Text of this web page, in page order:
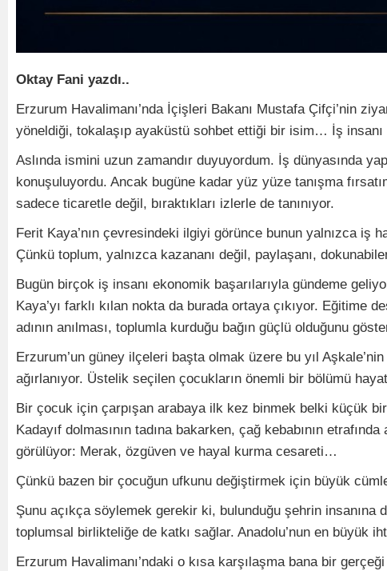
Oktay Fani yazdı..
Erzurum Havalimanı’nda İçişleri Bakanı Mustafa Çifçi’nin
yöneldiği, tokalaşıp ayaküstü sohbet ettiği bir isim… İş insanı
Aslında ismini uzun zamandır duyuyordum. İş dünyasında
konuşuluyordu. Ancak bugüne kadar yüz yüze tanışma
sadece ticaretle değil, bıraktıkları izlerle de tanınıyor.
Ferit Kaya’nın çevresindeki ilgiyi görünce bunun yalnızca iş
Çünkü toplum, yalnızca kazananı değil, paylaşanı,
Bugün birçok iş insanı ekonomik başarılarıyla gündeme
Kaya’yı farklı kılan nokta da burada ortaya çıkıyor.
adının anılması, toplumla kurduğu bağın güçlü olduğunu
Erzurum’un güney ilçeleri başta olmak üzere bu yıl
ağırlanıyor. Üstelik seçilen çocukların önemli bir bölümü
Bir çocuk için çarpışan arabaya ilk kez binmek belki küçük
Kadayıf dolmasının tadına bakarken, çağ kebabının
görülüyor: Merak, özgüven ve hayal kurma cesareti…
Çünkü bazen bir çocuğun ufkunu değiştirmek için büyük
Şunu açıkça söylemek gerekir ki, bulunduğu şehrin insanına
toplumsal birlikteliğe de katkı sağlar. Anadolu’nun en büyük
Erzurum Havalimanı’ndaki o kısa karşılaşma bana bir